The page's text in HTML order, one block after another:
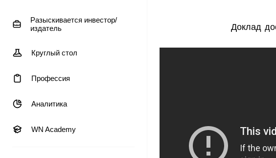
Разыскивается инвестор/
издатель
Круглый стол
Профессия
Аналитика
WN Academy
Доклад